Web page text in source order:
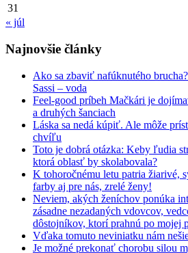
31
« júl
Najnovšie články
Ako sa zbaviť nafúknutého
Sassi – voda
Feel-good príbeh Mačkári je
a druhých šanciach
Láska sa nedá kúpiť. Ale môže
chvíľu
Toto je dobrá otázka: Keby ľudia
ktorá oblasť by skolabovala?
K tohoročnému letu patria žiarivé,
farby aj pre nás, zrelé ženy!
Neviem, akých ženíchov ponúka
zásadne nezadaných vdovcov,
dôstojníkov, ktorí prahnú po mojej
Vďaka tomuto neviniatku nám
Je možné prekonať chorobu silou